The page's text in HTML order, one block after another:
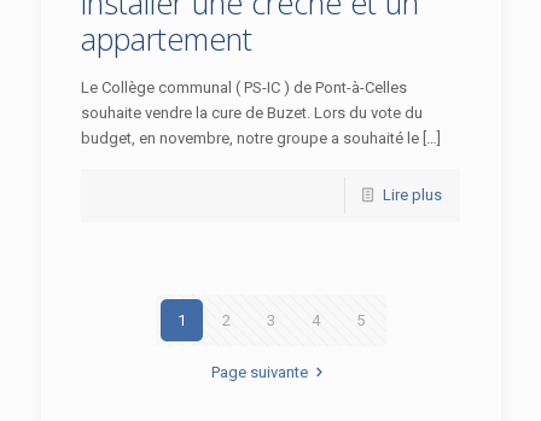
appartement
Le Collège communal ( PS-IC ) de Pont-à-Celles
souhaite vendre la cure de Buzet. Lors du vote du
budget, en novembre, notre groupe a souhaité le […]
Lire plus
1 2 3 4 5
Page suivante